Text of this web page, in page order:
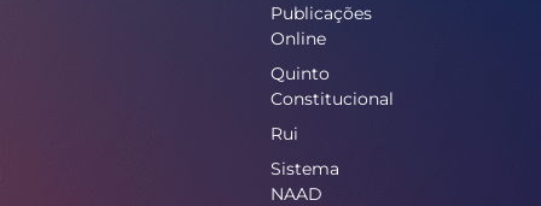
Publicações
Online
Quinto
Constitucional
Rui
Sistema
NAAD